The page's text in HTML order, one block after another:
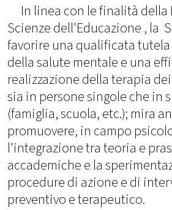
In linea con le finalità della
Scienze dell'Educazione , la
favorire una qualificata
della salute mentale e una
realizzazione della terapia
sia in persone singole che in
(famiglia, scuola, etc.); mira
promuovere, in campo
l'integrazione tra teoria e
accademiche e la
procedure di azione e di
preventivo e terapeutico.